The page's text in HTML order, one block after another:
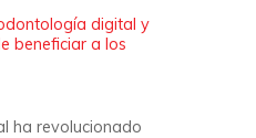
digital y
beneficiar a los
ha revolucionado